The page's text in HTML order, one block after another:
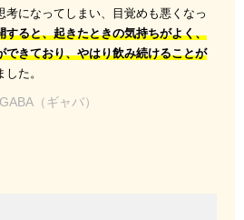
考になってしまい、目覚めも悪くなっ
すると、起きたときの気持ちがよく、
できており、やはり飲み続けることが
した。
（ギャバ）